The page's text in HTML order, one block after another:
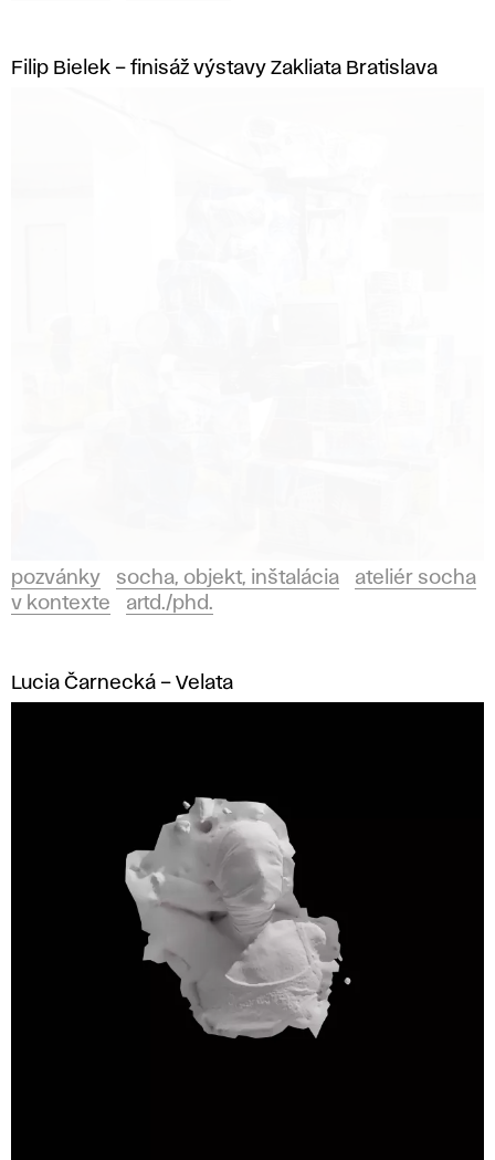
Filip Bielek – finisáž výstavy Zakliata Bratislava
pozvánky socha, objekt, inštalácia
ateliér socha
v kontexte
artd./phd.
Lucia Čarnecká – Velata